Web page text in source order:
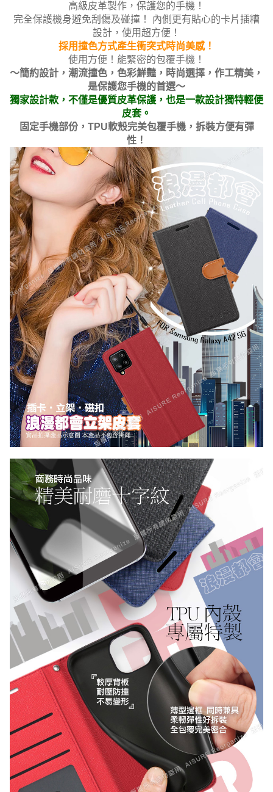
高級皮革製作，保護您的手機！
完全保護機身避免刮傷及碰撞！ 內側更有貼心的卡片插糟
設計，使用超方便！
採用撞色方式產生衝突式時尚美感！
使用方便！能緊密的包覆手機！
～簡約設計，潮流撞色，色彩鮮豔，時尚選擇，作工精美，
是保護您手機的首選～
獨家設計款，不僅是優質皮革保護，也是一款設計獨特輕便
皮套。
固定手機部份，TPU軟殼完美包覆手機，拆裝方便有彈
性！